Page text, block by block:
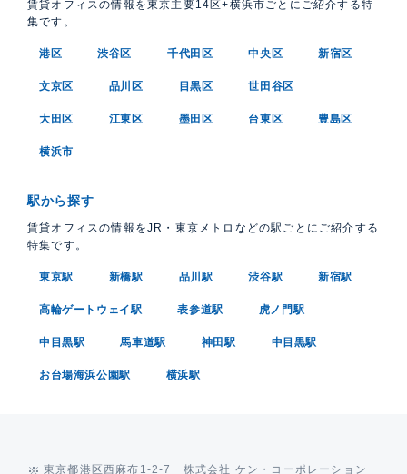
賃貸オフィスの情報を東京主要14区+横浜市ごとにご紹介する特
集です。
港区 渋谷区 千代田区 中央区 新宿区
文京区 品川区 目黒区 世田谷区
大田区 江東区 墨田区 台東区 豊島区
横浜市
駅から探す
賃貸オフィスの情報をJR・東京メトロなどの駅ごとにご紹介する
特集です。
東京駅 新橋駅 品川駅 渋谷駅 新宿駅
高輪ゲートウェイ駅 表参道駅 虎ノ門駅
中目黒駅 馬車道駅 神田駅 中目黒駅
お台場海浜公園駅 横浜駅
東京都港区西麻布1-2-7 株式会社 ケン・コーポレーション